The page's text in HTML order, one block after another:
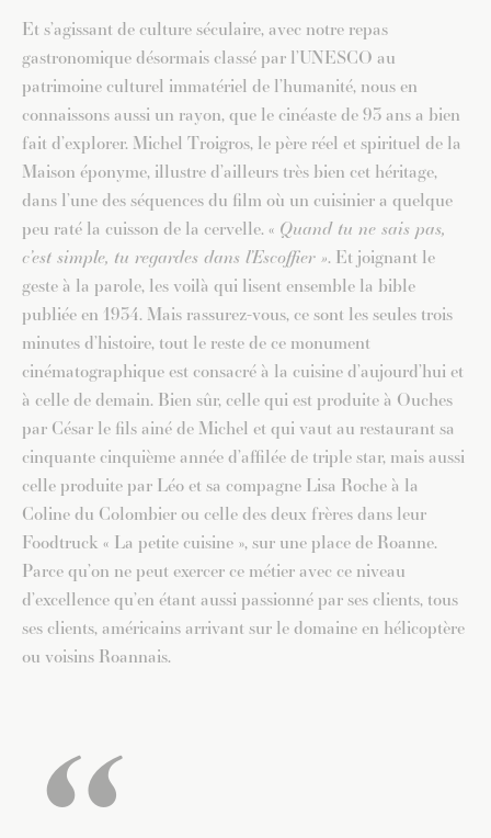
Et s’agissant de culture séculaire, avec notre repas
gastronomique désormais classé par l’UNESCO au
patrimoine culturel immatériel de l’humanité, nous en
connaissons aussi un rayon, que le cinéaste de 93 ans a bien
fait d’explorer. Michel Troigros, le père réel et spirituel de la
Maison éponyme, illustre d’ailleurs très bien cet héritage,
dans l’une des séquences du film où un cuisinier a quelque
peu raté la cuisson de la cervelle. « Quand tu ne sais pas,
c’est simple, tu regardes dans l’Escoffier ». Et joignant le
geste à la parole, les voilà qui lisent ensemble la bible
publiée en 1934. Mais rassurez-vous, ce sont les seules trois
minutes d’histoire, tout le reste de ce monument
cinématographique est consacré à la cuisine d’aujourd’hui et
à celle de demain. Bien sûr, celle qui est produite à Ouches
par César le fils ainé de Michel et qui vaut au restaurant sa
cinquante cinquième année d’affilée de triple star, mais aussi
celle produite par Léo et sa compagne Lisa Roche à la
Coline du Colombier ou celle des deux frères dans leur
Foodtruck « La petite cuisine », sur une place de Roanne.
Parce qu’on ne peut exercer ce métier avec ce niveau
d’excellence qu’en étant aussi passionné par ses clients, tous
ses clients, américains arrivant sur le domaine en hélicoptère
ou voisins Roannais.